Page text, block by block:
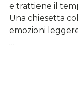
e trattiene il
Una chiesetta
emozioni
…